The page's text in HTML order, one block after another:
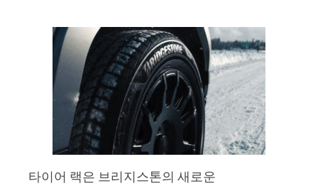
타이어 랙은 브리지스톤의 새로운